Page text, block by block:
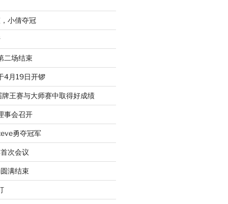
小倩夺冠
二场结束
4月19日开锣
王赛与大师赛中取得好成绩
事会召开
勇夺冠军
次会议
满结束